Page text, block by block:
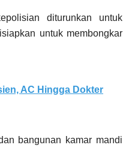
diturunkan untuk
untuk membongkar
AC Hingga Dokter
bangunan kamar mandi